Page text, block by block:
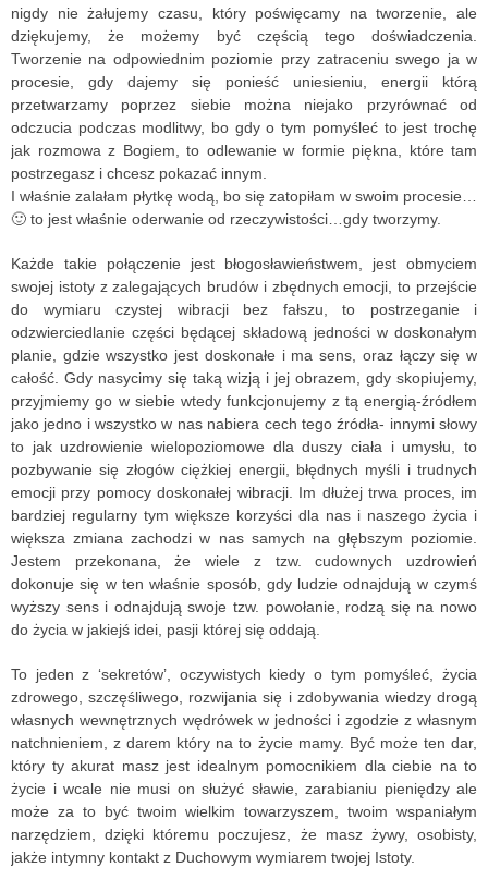
nigdy nie żałujemy czasu, który poświęcamy na tworzenie, ale
dziękujemy, że możemy być częścią tego doświadczenia.
Tworzenie na odpowiednim poziomie przy zatraceniu swego ja w
procesie, gdy dajemy się ponieść uniesieniu, energii którą
przetwarzamy poprzez siebie można niejako przyrównać od
odczucia podczas modlitwy, bo gdy o tym pomyśleć to jest trochę
jak rozmowa z Bogiem, to odlewanie w formie piękna, które tam
postrzegasz i chcesz pokazać innym.
I właśnie zalałam płytkę wodą, bo się zatopiłam w swoim procesie…
🙂 to jest właśnie oderwanie od rzeczywistości…gdy tworzymy.
Każde takie połączenie jest błogosławieństwem, jest obmyciem
swojej istoty z zalegających brudów i zbędnych emocji, to przejście
do wymiaru czystej wibracji bez fałszu, to postrzeganie i
odzwierciedlanie części będącej składową jedności w doskonałym
planie, gdzie wszystko jest doskonałe i ma sens, oraz łączy się w
całość. Gdy nasycimy się taką wizją i jej obrazem, gdy skopiujemy,
przyjmiemy go w siebie wtedy funkcjonujemy z tą energią-źródłem
jako jedno i wszystko w nas nabiera cech tego źródła- innymi słowy
to jak uzdrowienie wielopoziomowe dla duszy ciała i umysłu, to
pozbywanie się złogów ciężkiej energii, błędnych myśli i trudnych
emocji przy pomocy doskonałej wibracji. Im dłużej trwa proces, im
bardziej regularny tym większe korzyści dla nas i naszego życia i
większa zmiana zachodzi w nas samych na głębszym poziomie.
Jestem przekonana, że wiele z tzw. cudownych uzdrowień
dokonuje się w ten właśnie sposób, gdy ludzie odnajdują w czymś
wyższy sens i odnajdują swoje tzw. powołanie, rodzą się na nowo
do życia w jakiejś idei, pasji której się oddają.
To jeden z ‘sekretów’, oczywistych kiedy o tym pomyśleć, życia
zdrowego, szczęśliwego, rozwijania się i zdobywania wiedzy drogą
własnych wewnętrznych wędrówek w jedności i zgodzie z własnym
natchnieniem, z darem który na to życie mamy. Być może ten dar,
który ty akurat masz jest idealnym pomocnikiem dla ciebie na to
życie i wcale nie musi on służyć sławie, zarabianiu pieniędzy ale
może za to być twoim wielkim towarzyszem, twoim wspaniałym
narzędziem, dzięki któremu poczujesz, że masz żywy, osobisty,
jakże intymny kontakt z Duchowym wymiarem twojej Istoty.